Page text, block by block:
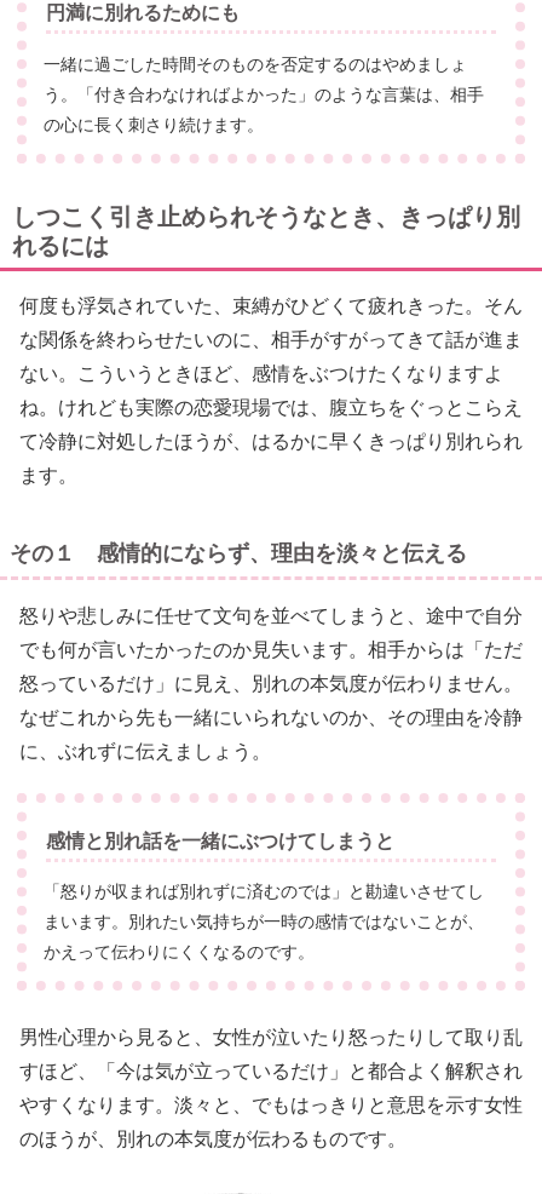
円満に別れるためにも
一緒に過ごした時間そのものを否定するのはやめましょ
う。「付き合わなければよかった」のような言葉は、相手
の心に長く刺さり続けます。
しつこく引き止められそうなとき、きっぱり別
れるには
何度も浮気されていた、束縛がひどくて疲れきった。そん
な関係を終わらせたいのに、相手がすがってきて話が進ま
ない。こういうときほど、感情をぶつけたくなりますよ
ね。けれども実際の恋愛現場では、腹立ちをぐっとこらえ
て冷静に対処したほうが、はるかに早くきっぱり別れられ
ます。
その１ 感情的にならず、理由を淡々と伝える
怒りや悲しみに任せて文句を並べてしまうと、途中で自分
でも何が言いたかったのか見失います。相手からは「ただ
怒っているだけ」に見え、別れの本気度が伝わりません。
なぜこれから先も一緒にいられないのか、その理由を冷静
に、ぶれずに伝えましょう。
感情と別れ話を一緒にぶつけてしまうと
「怒りが収まれば別れずに済むのでは」と勘違いさせてし
まいます。別れたい気持ちが一時の感情ではないことが、
かえって伝わりにくくなるのです。
男性心理から見ると、女性が泣いたり怒ったりして取り乱
すほど、「今は気が立っているだけ」と都合よく解釈され
やすくなります。淡々と、でもはっきりと意思を示す女性
のほうが、別れの本気度が伝わるものです。